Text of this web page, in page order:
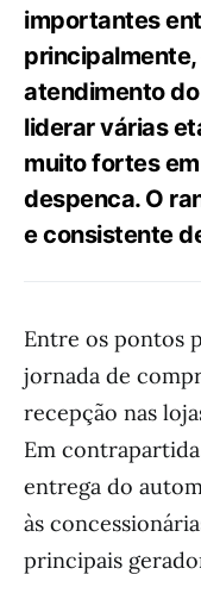
importantes
atendimento
liderar várias
muito fortes
despenca. O
e consistente
Entre os pontos
jornada de
recepção nas
Em
entrega do
às
principais